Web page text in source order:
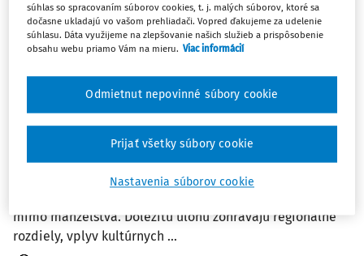
Mgr. Michal Šafránek
Vydané:15. 6. 2026 / 6 minút čítania
Spolupráca rodičov a školy v meniacich sa
spoločenských podmienkach
Zmena životného štýlu ovplyvnila štruktúru rodinných
zväzkov. „Odložené rodičovstvá“ sa stali bežným javom.
mimo manželstva. Dôležitú úlohu zohrávajú regionálne
rozdiely, vplyv kultúrnych ...
súhlas so spracovaním súborov cookies, t. j. malých súborov, ktoré sa
dočasne ukladajú vo vašom prehliadači. Vopred ďakujeme za udelenie
súhlasu. Dáta využijeme na zlepšovanie našich služieb a prispôsobenie
obsahu webu priamo Vám na mieru. Viac informácií
Nastavenia súborov cookie
Odmietnut nepovinné súbory cookie
Prijať všetky súbory cookie